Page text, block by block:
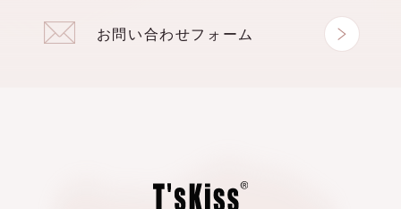
お問い合わせフォーム